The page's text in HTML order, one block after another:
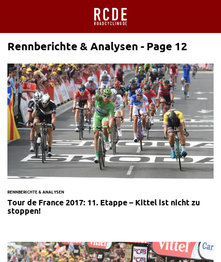
Rennberichte & Analysen - Page 12
RENNBERICHTE & ANALYSEN
Tour de France 2017: 11. Etappe – Kittel ist nicht zu
stoppen!